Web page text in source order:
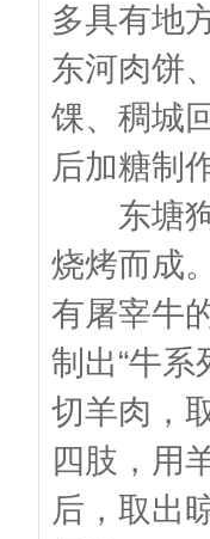
多具有地
东河肉饼
馃、稠城
后加糖制
东塘狗
烧烤而成
有屠宰牛
制出“牛
切羊肉，
四肢，用
后，取出